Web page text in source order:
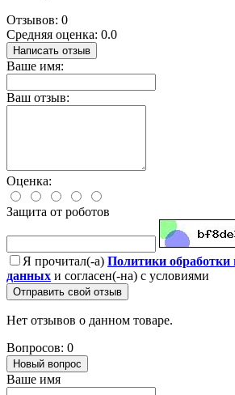
Отзывов: 0
Средняя оценка: 0.0
Написать отзыв
Ваше имя:
Ваш отзыв:
Оценка:
Защита от роботов
Я прочитал(-а) Политики обработки
данных и согласен(-на) с условиями
Отправить свой отзыв
Нет отзывов о данном товаре.
Вопросов: 0
Новый вопрос
Ваше имя